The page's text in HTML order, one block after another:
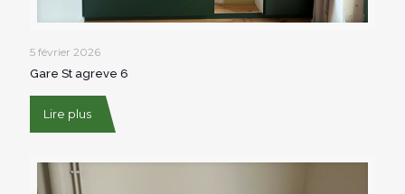
5 février 2026
Gare St agreve 6
Lire plus